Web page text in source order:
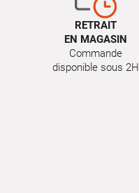
RETRAIT
EN MAGASIN
Commande
disponible sous 2H